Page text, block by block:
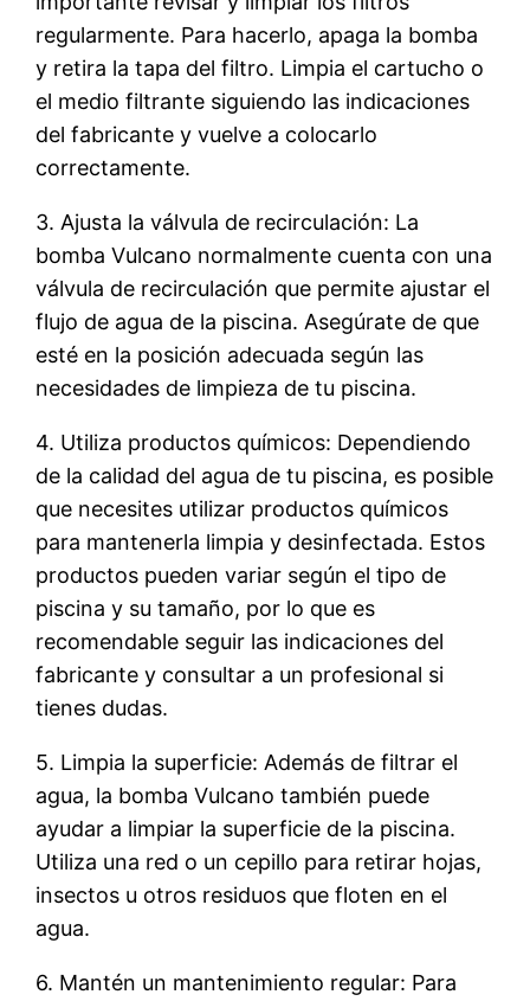
regularmente. Para hacerlo, apaga la bomba
y retira la tapa del filtro. Limpia el cartucho o
el medio filtrante siguiendo las indicaciones
del fabricante y vuelve a colocarlo
correctamente.
3. Ajusta la válvula de recirculación: La
bomba Vulcano normalmente cuenta con una
válvula de recirculación que permite ajustar el
flujo de agua de la piscina. Asegúrate de que
esté en la posición adecuada según las
necesidades de limpieza de tu piscina.
4. Utiliza productos químicos: Dependiendo
de la calidad del agua de tu piscina, es posible
que necesites utilizar productos químicos
para mantenerla limpia y desinfectada. Estos
productos pueden variar según el tipo de
piscina y su tamaño, por lo que es
recomendable seguir las indicaciones del
fabricante y consultar a un profesional si
tienes dudas.
5. Limpia la superficie: Además de filtrar el
agua, la bomba Vulcano también puede
ayudar a limpiar la superficie de la piscina.
Utiliza una red o un cepillo para retirar hojas,
insectos u otros residuos que floten en el
agua.
6. Mantén un mantenimiento regular: Para